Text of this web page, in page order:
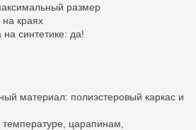
размер
на краях
синтетике: да!
материал: полиэстеровый каркас и
температуре, царапинам,